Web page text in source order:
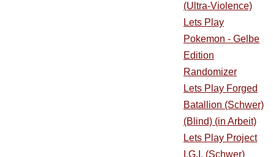
(Ultra-Violence)
Lets Play
Pokemon - Gelbe
Edition
Randomizer
Lets Play Forged
Batallion (Schwer)
(Blind) (in Arbeit)
Lets Play Project
I.G.I. (Schwer)